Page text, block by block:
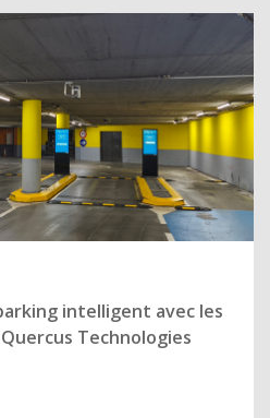
intelligent avec les
Technologies